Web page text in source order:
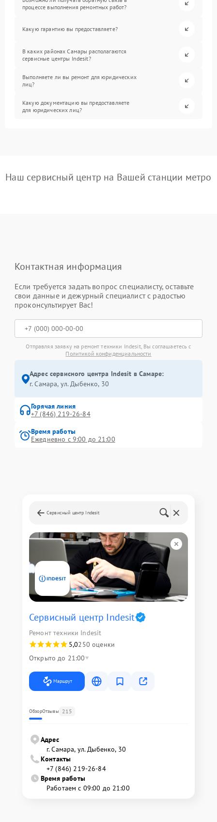
процессе выполнения ремонтных работ?
Какую гарантию вы предоставляете?
В каких районах Самары располагаются
сервисные центры Indesit?
Выполняете ли вы ремонт для юридических
лиц?
Какую документацию вы предоставляете
для юридических лиц?
Наш сервисный центр на Вашей станции метро
Контактная информация
Если требуется задать вопрос специалисту, оставьте
свои данные и дежурный специалист с радостью
проконсультирует Вас!
Отправляя заявку на ремонт техники Indesit, Вы соглашаетесь с
Политикой конфиденциальности
Адрес сервисного центра Indesit в Самаре:
г. Самара, ул. Дыбенко, 30
Горячая линия
+7 (846) 219-26-84
Время работы
Ежедневно с 9:00 до 21:00
Сервисный центр Indesit
Сервисный центр Indesit
Ремонт техники Indesit
5,0250 оценки
Открыто до 21:00
Маршрут
ОбзорОтзывы 215
Адрес
г. Самара, ул. Дыбенко, 30
Контакты
+7 (846) 219-26-84
Время работы
Работаем с 09:00 до 21:00